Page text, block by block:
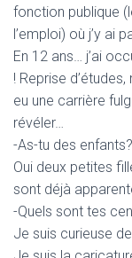
fonction publique
l’emploi) où j’y ai
En 12 ans… j’ai
! Reprise
eu une carrière
révéler…
-As-tu des enfants?
Oui deux petites
sont déjà
-Quels sont tes
Je suis curieuse